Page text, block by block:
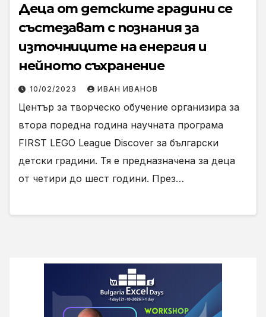
Деца от детските градини се
състезават с познания за
източниците на енергия и
нейното съхранение
10/02/2023 ИВАН ИВАНОВ
Център за творческо обучение организира за
втора поредна година научната програма
FIRST LEGO League Discover за български
детски градини. Тя е предназначена за деца
от четири до шест години. През…